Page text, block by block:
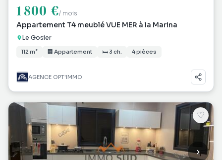
1 800 €/ mois
Appartement T4 meublé VUE MER à la Marina
Le Gosier
112 m² 🏢 Appartement 🛏 3 ch. 4 pièces
AGENCE OPT'IMMO
♡